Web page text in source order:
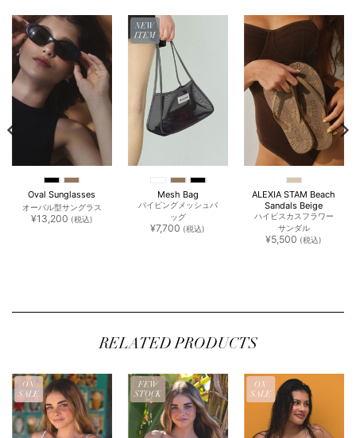
Oval Sunglasses
オーバル型サングラス
¥13,200 (税込)
NEW
ITEM
Mesh Bag
パイピングメッシュバ
ッグ
¥7,700 (税込)
ALEXIA STAM Beach
Sandals Beige
ハイビスカスフラワー
サンダル
¥5,500 (税込)
RELATED PRODUCTS
ON
SALE
FEW
STOCK
ON
SALE